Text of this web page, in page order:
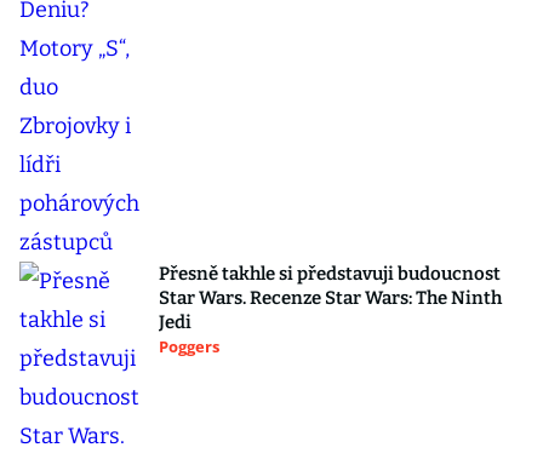
Přesně takhle si představuji budoucnost
Star Wars. Recenze Star Wars: The Ninth
Jedi
Poggers